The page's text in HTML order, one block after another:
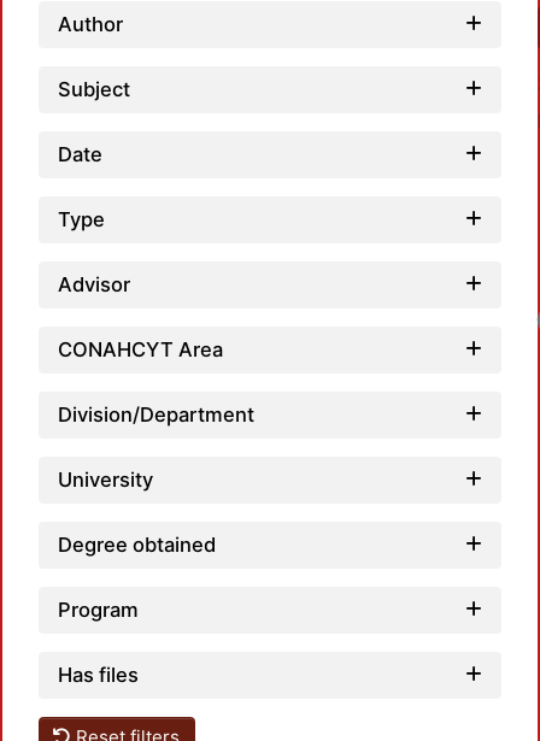
Author
Subject
Date
Type
Advisor
CONAHCYT Area
Division/Department
University
Degree obtained
Program
Has files